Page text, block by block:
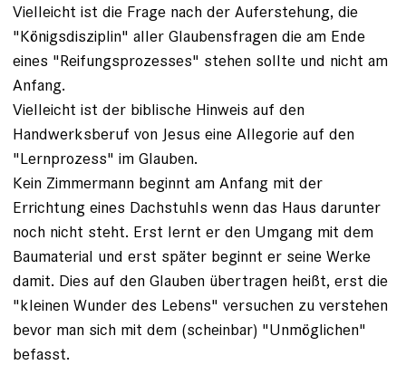
Vielleicht ist die Frage nach der Auferstehung, die
"Königsdisziplin" aller Glaubensfragen die am Ende
eines "Reifungsprozesses" stehen sollte und nicht am
Anfang.
Vielleicht ist der biblische Hinweis auf den
Handwerksberuf von Jesus eine Allegorie auf den
"Lernprozess" im Glauben.
Kein Zimmermann beginnt am Anfang mit der
Errichtung eines Dachstuhls wenn das Haus darunter
noch nicht steht. Erst lernt er den Umgang mit dem
Baumaterial und erst später beginnt er seine Werke
damit. Dies auf den Glauben übertragen heißt, erst die
"kleinen Wunder des Lebens" versuchen zu verstehen
bevor man sich mit dem (scheinbar) "Unmöglichen"
befasst.